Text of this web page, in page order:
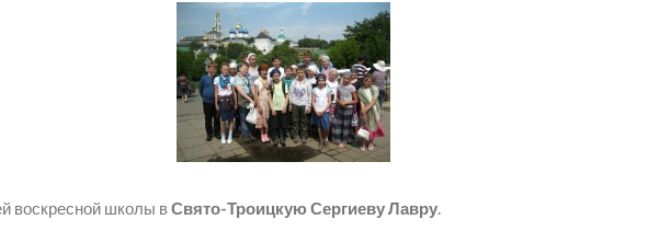
воскресной школы вСвято-Троицкую Сергиеву Лавру.